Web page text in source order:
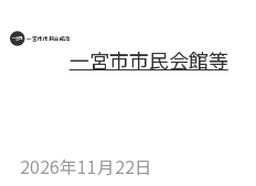
一宮市市民会館等
2026年11月22日